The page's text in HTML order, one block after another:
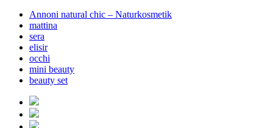
Annoni natural chic – Naturkosmetik
mattina
sera
elisir
occhi
mini beauty
beauty set